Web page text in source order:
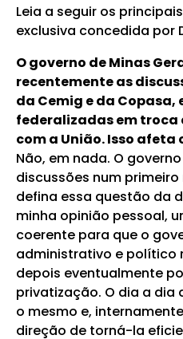
Leia a seguir os
exclusiva concedida por
O governo de Minas
recentemente as
da Cemig e da
federalizadas em
com a União. Isso
Não, em nada. O
discussões num
defina essa questão da
minha opinião pessoal,
coerente para que o
administrativo e político
depois eventualmente
privatização. O dia a
o mesmo e,
direção de torná-la